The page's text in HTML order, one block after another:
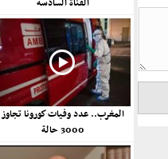
القناة السادسة
المغرب.. عدد وفيات كورونا تجاوز
3000 حالة